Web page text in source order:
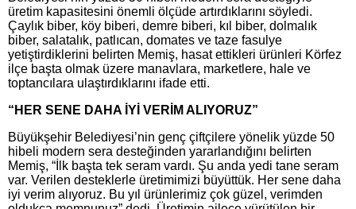
üretim kapasitesini önemli ölçüde artırdıklarını söyledi.
Çaylık biber, köy biberi, demre biberi, kıl biber, dolmalık
biber, salatalık, patlıcan, domates ve taze fasulye
yetiştirdiklerini belirten Memiş, hasat ettikleri ürünleri Körfez
ilçe başta olmak üzere manavlara, marketlere, hale ve
toptancılara ulaştırdıklarını ifade etti.
“HER SENE DAHA İYİ VERİM ALIYORUZ”
Büyükşehir Belediyesi’nin genç çiftçilere yönelik yüzde 50
hibeli modern sera desteğinden yararlandığını belirten
Memiş, “İlk başta tek seram vardı. Şu anda yedi tane seram
var. Verilen desteklerle üretimimizi büyüttük. Her sene daha
iyi verim alıyoruz. Bu yıl ürünlerimiz çok güzel, verimden